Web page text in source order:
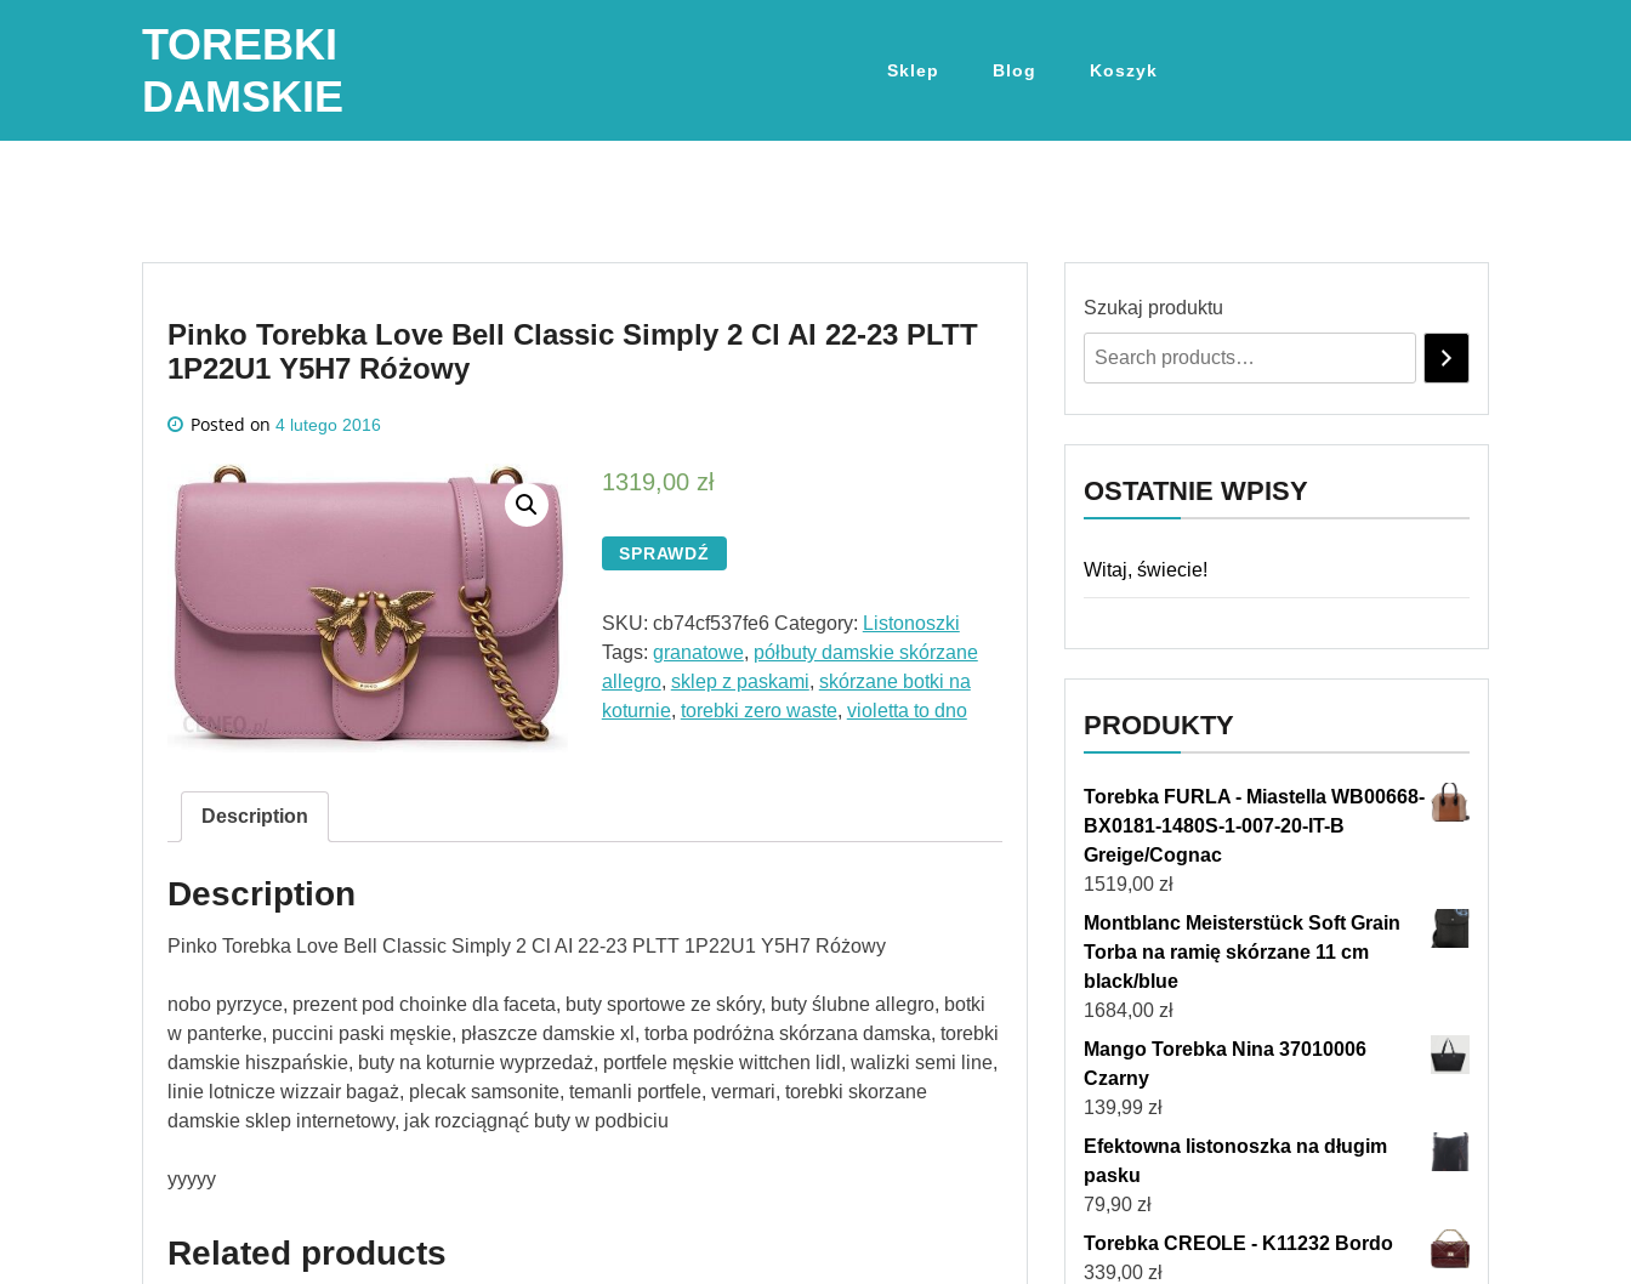
TOREBKI
DAMSKIE
Sklep Blog Koszyk
Pinko Torebka Love Bell Classic Simply 2 Cl AI 22-23 PLTT
1P22U1 Y5H7 Różowy
Posted on 4 lutego 2016
1319,00 zł
SPRAWDŹ
SKU: cb74cf537fe6 Category: Listonoszki
Tags: granatowe, półbuty damskie skórzane
allegro, sklep z paskami, skórzane botki na
koturnie, torebki zero waste, violetta to dno
Description
Description
Pinko Torebka Love Bell Classic Simply 2 Cl AI 22-23 PLTT 1P22U1 Y5H7 Różowy
nobo pyrzyce, prezent pod choinke dla faceta, buty sportowe ze skóry, buty ślubne allegro, botki
w panterke, puccini paski męskie, płaszcze damskie xl, torba podróżna skórzana damska, torebki
damskie hiszpańskie, buty na koturnie wyprzedaż, portfele męskie wittchen lidl, walizki semi line,
linie lotnicze wizzair bagaż, plecak samsonite, temanli portfele, vermari, torebki skorzane
damskie sklep internetowy, jak rozciągnąć buty w podbiciu
yyyyy
Related products
Szukaj produktu
OSTATNIE WPISY
Witaj, świecie!
PRODUKTY
Torebka FURLA - Miastella WB00668-
BX0181-1480S-1-007-20-IT-B
Greige/Cognac
1519,00 zł
Montblanc Meisterstück Soft Grain
Torba na ramię skórzane 11 cm
black/blue
1684,00 zł
Mango Torebka Nina 37010006
Czarny
139,99 zł
Efektowna listonoszka na długim
pasku
79,90 zł
Torebka CREOLE - K11232 Bordo
339,00 zł